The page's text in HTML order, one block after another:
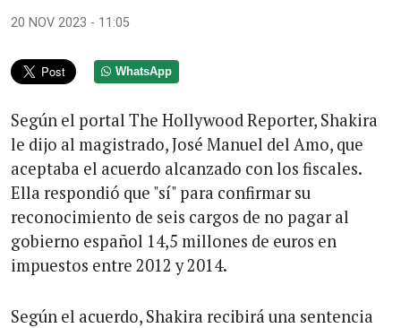
20 NOV 2023 - 11:05
WhatsApp
Según el portal The Hollywood Reporter, Shakira
le dijo al magistrado, José Manuel del Amo, que
aceptaba el acuerdo alcanzado con los fiscales.
Ella respondió que "sí" para confirmar su
reconocimiento de seis cargos de no pagar al
gobierno español 14,5 millones de euros en
impuestos entre 2012 y 2014.
Según el acuerdo, Shakira recibirá una sentencia